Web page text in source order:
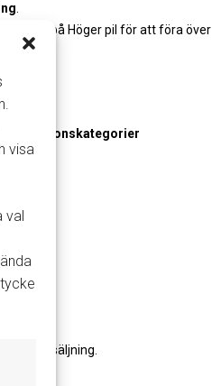
visa
val
tryck på Höger pil för att föra över
fordonskategorier
försäljning.